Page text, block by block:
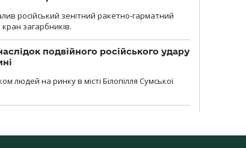
російський зенітний ракетно-гарматний
загарбників.
подвійного російського удару
людей на ринку в місті Білопілля Сумської